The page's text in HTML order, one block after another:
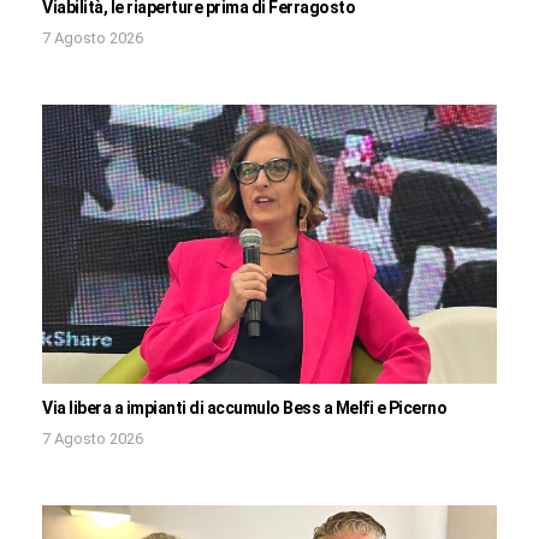
Viabilità, le riaperture prima di Ferragosto
7 Agosto 2026
Via libera a impianti di accumulo Bess a Melfi e Picerno
7 Agosto 2026